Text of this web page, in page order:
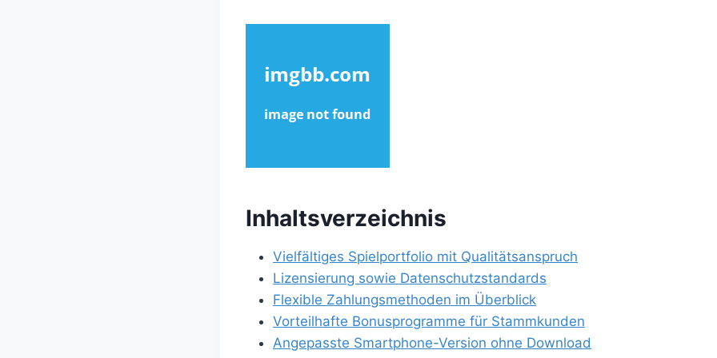
Inhaltsverzeichnis
Vielfältiges Spielportfolio mit Qualitätsanspruch
Lizensierung sowie Datenschutzstandards
Flexible Zahlungsmethoden im Überblick
Vorteilhafte Bonusprogramme für Stammkunden
Angepasste Smartphone-Version ohne Download